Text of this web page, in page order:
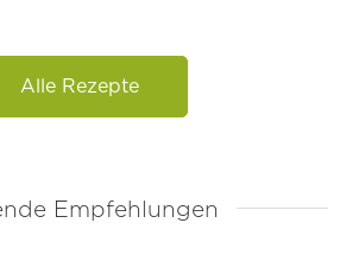
Alle Rezepte
Empfehlungen